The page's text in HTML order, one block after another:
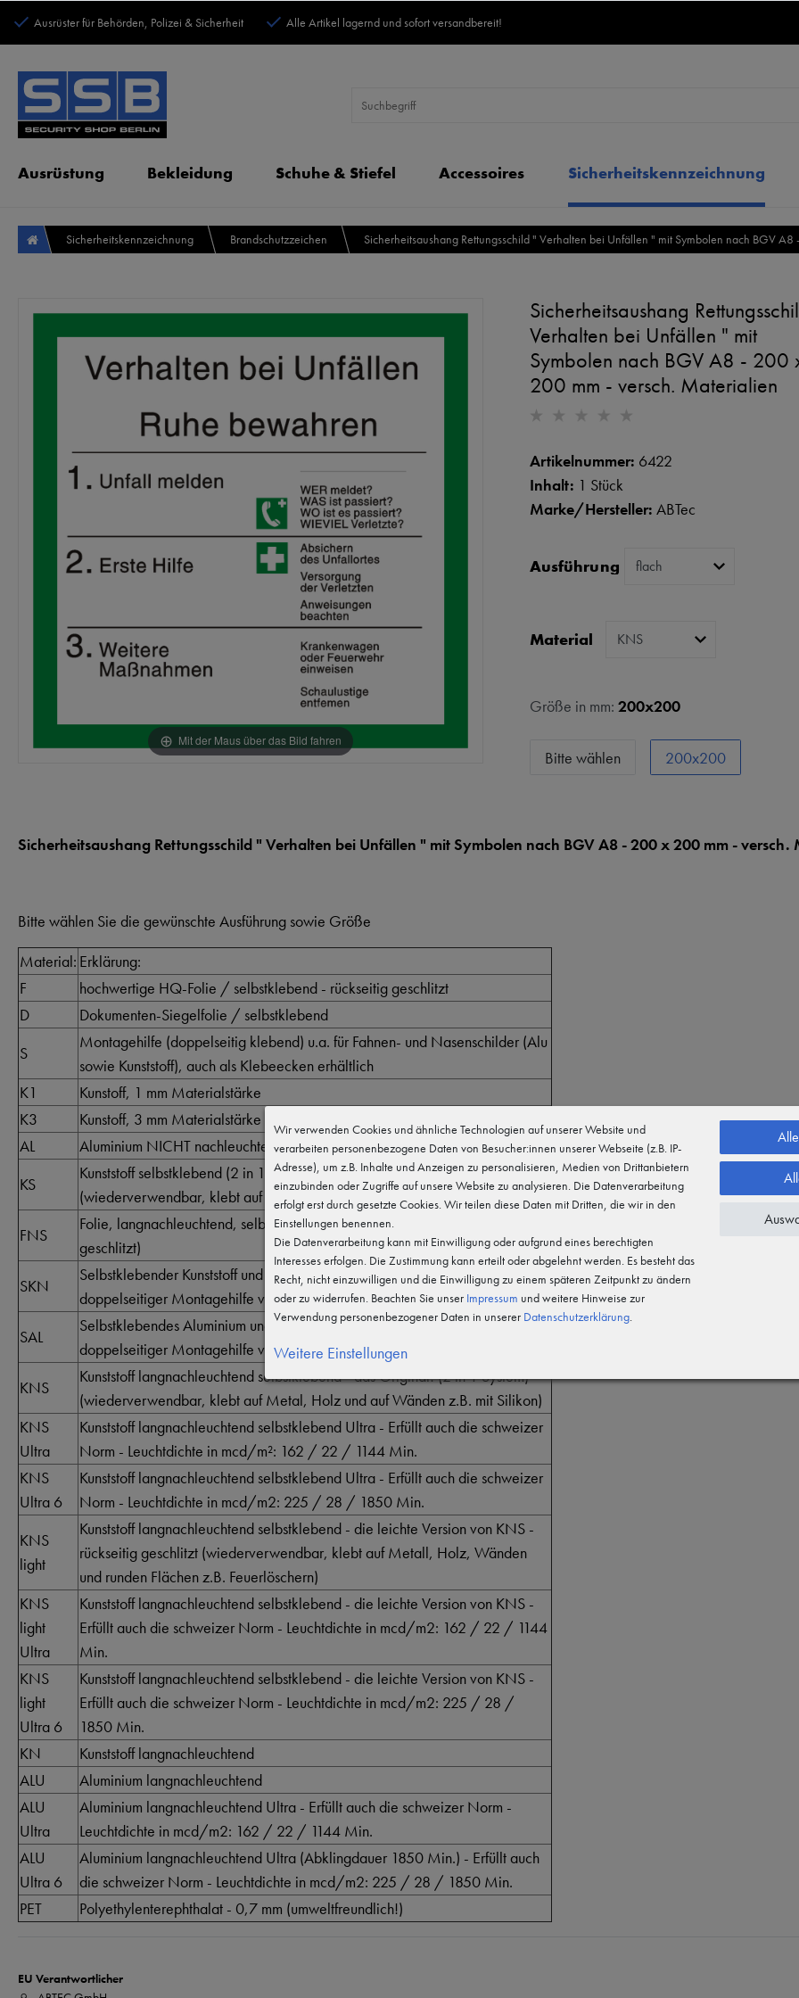
Ausrüster für Behörden, Polizei & Sicherheit Alle Artikel lagernd und sofort versandbereit!
Ausrüstung Bekleidung Schuhe & Stiefel Accessoires Sicherheitskennzeichnung
Sicherheitskennzeichnung Brandschutzzeichen Sicherheitsaushang Rettungsschild " Verhalten bei Unfällen " mit Symbolen nach BGV
Mit der Maus über das Bild fahren
Sicherheitsaushang
Verhalten bei Unfällen " mit
Symbolen nach BGV A8 - 200
200 mm - versch. Materialien
Artikelnummer: 6422
Inhalt: 1 Stück
Marke/Hersteller: ABTec
Ausführung
Material
Größe in mm: 200x200
Bitte wählen 200x200
Sicherheitsaushang Rettungsschild " Verhalten bei Unfällen " mit Symbolen nach BGV A8 - 200 x 200 mm - versch.
Bitte wählen Sie die gewünschte Ausführung sowie Größe
Material: Erklärung:
F
hochwertige HQ-Folie / selbstklebend - rückseitig geschlitzt
D
Dokumenten-Siegelfolie / selbstklebend
S
Montagehilfe (doppelseitig klebend) u.a. für Fahnen- und Nasenschilder (Alu
sowie Kunststoff), auch als Klebeecken erhältlich
K1
Kunstoff, 1 mm Materialstärke
K3
Kunstoff, 3 mm Materialstärke
AL
Aluminium NICHT nachleuchtend, ca. 0,5 mm
KS
Kunststoff selbstklebend (2 in 1 System), nicht langnachleuchtend
(wiederverwendbar, klebt auf Metall, Holz z.B. mit Silikon)
FNS
Folie, langnachleuchtend, selbstklebend - Hohe Qualtität (rückseitig
geschlitzt)
SKN
Selbstklebender Kunststoff und langnachleuchtend (rückseitig mit
doppelseitiger Montagehilfe vollflächig montiert)
SAL
Selbstklebendes Aluminium und langnachleuchtend (rückseitig mit
doppelseitiger Montagehilfe vollflächig montiert)
KNS
Kunststoff langnachleuchtend selbstklebend - das Original! (2 in 1 System)
(wiederverwendbar, klebt auf Metal, Holz und auf Wänden z.B. mit Silikon)
KNS
Ultra
Kunststoff langnachleuchtend selbstklebend Ultra - Erfüllt auch die schweizer
Norm - Leuchtdichte in mcd/m²: 162 / 22 / 1144 Min.
KNS
Ultra 6
Kunststoff langnachleuchtend selbstklebend Ultra - Erfüllt auch die schweizer
Norm - Leuchtdichte in mcd/m2: 225 / 28 / 1850 Min.
KNS
light
Kunststoff langnachleuchtend selbstklebend - die leichte Version von KNS -
rückseitig geschlitzt (wiederverwendbar, klebt auf Metall, Holz, Wänden
und runden Flächen z.B. Feuerlöschern)
KNS
light
Ultra
Kunststoff langnachleuchtend selbstklebend - die leichte Version von KNS -
Erfüllt auch die schweizer Norm - Leuchtdichte in mcd/m2: 162 / 22 / 1144
Min.
KNS
light
Ultra 6
Kunststoff langnachleuchtend selbstklebend - die leichte Version von KNS -
Erfüllt auch die schweizer Norm - Leuchtdichte in mcd/m2: 225 / 28 /
1850 Min.
KN
Kunststoff langnachleuchtend
ALU
Aluminium langnachleuchtend
ALU
Ultra
Aluminium langnachleuchtend Ultra - Erfüllt auch die schweizer Norm -
Leuchtdichte in mcd/m2: 162 / 22 / 1144 Min.
ALU
Ultra 6
Aluminium langnachleuchtend Ultra (Abklingdauer 1850 Min.) - Erfüllt auch
die schweizer Norm - Leuchtdichte in mcd/m2: 225 / 28 / 1850 Min.
PET
Polyethylenterephthalat - 0,7 mm (umweltfreundlich!)
EU Verantwortlicher
Wir verwenden Cookies und ähnliche Technologien auf unserer Website und
verarbeiten personenbezogene Daten von Besucher:innen unserer Webseite (z.B. IP-
Adresse), um z.B. Inhalte und Anzeigen zu personalisieren, Medien von Drittanbietern
einzubinden oder Zugriffe auf unsere Website zu analysieren. Die Datenverarbeitung
erfolgt erst durch gesetzte Cookies. Wir teilen diese Daten mit Dritten, die wir in den
Einstellungen benennen.
Die Datenverarbeitung kann mit Einwilligung oder aufgrund eines berechtigten
Interesses erfolgen. Die Zustimmung kann erteilt oder abgelehnt werden. Es besteht das
Recht, nicht einzuwilligen und die Einwilligung zu einem späteren Zeitpunkt zu ändern
oder zu widerrufen. Beachten Sie unser Impressum und weitere Hinweise zur
Verwendung personenbezogener Daten in unserer Daten­schutz­erklärung.
Weitere Einstellungen